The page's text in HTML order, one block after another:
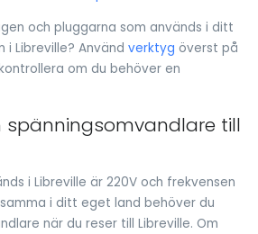
och pluggarna som används i ditt
i Libreville? Använd verktyg överst på
om du behöver en
spänningsomvandlare till
i Libreville är 220V och frekvensen
i ditt eget land behöver du
när du reser till Libreville. Om